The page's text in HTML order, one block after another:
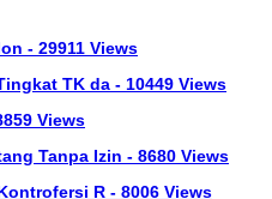
- 29911 Views
TK da - 10449 Views
Views
Tanpa Izin - 8680 Views
R - 8006 Views